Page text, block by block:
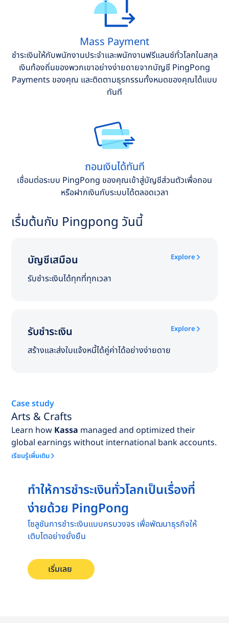
Mass Payment
ชำระเงินให้กับพนักงานประจำและพนักงานฟรีแลนซ์ทั่วโลกในสกุล
เงินท้องถิ่นของพวกเขาอย่างง่ายดายจากบัญชี PingPong
Payments ของคุณ และติดตามธุรกรรมทั้งหมดของคุณได้แบบ
ทันที
ถอนเงินได้ทันที
เชื่อมต่อระบบ PingPong ของคุณเข้าสู่บัญชีส่วนตัวเพื่อถอน
หรือฝากเงินกับระบบได้ตลอดเวลา
เรื่มต้นกับ Pingpong วันนี้
บัญชีเสมือน Explore
รับชำระเงินได้ทุกที่ทุกเวลา
รับชำระเงิน Explore
สร้างและส่งใบแจ้งหนี้ได้คู่ค่าได้อย่างง่ายดาย
Case study
Arts & Crafts
Learn how Kassa managed and optimized their
global earnings without international bank accounts.
เรียนรู้เพื่มเติม
ทำให้การชำระเงินทั่วโลกเป็นเรื่องที่
ง่ายด้วย PingPong
โซลูชันการชำระเงินแบบครบวงจร เพื่อพัฒนาธุรกิจให้
เติบโตอย่างยั่งยืน
เริ่มเลย